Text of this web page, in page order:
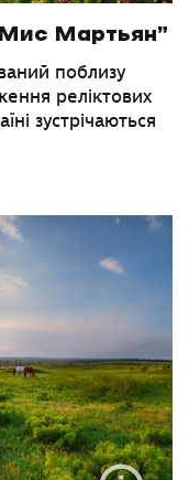
Мартьян”
поблизу
реліктових
зустрічаються